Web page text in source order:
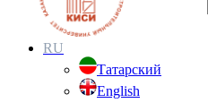
RU
Татарский
English